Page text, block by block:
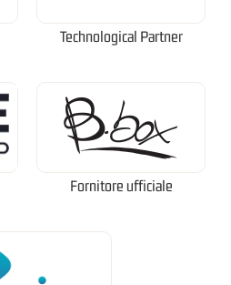
Technological Partner
Fornitore ufficiale